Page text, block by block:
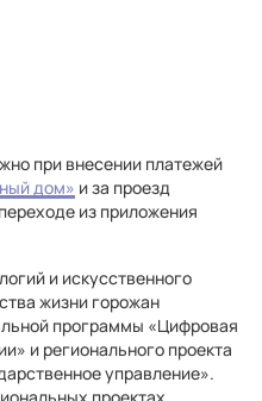
при внесении платежей
дом» и за проезд
из приложения
и искусственного
жизни горожан
программы «Цифровая
и регионального проекта
управление».